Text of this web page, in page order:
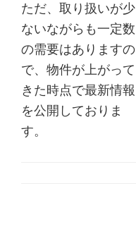
ただ、取り扱いが少
ないながらも一定数
の需要はありますの
で、物件が上がって
きた時点で最新情報
を公開しておりま
す。